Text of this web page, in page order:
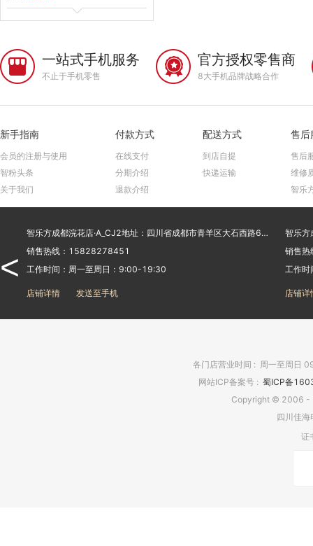
华硕
realme
嘿喽
开普乐
Switcheas
一站式手机服务
不止于手机零售
官方授权零售商
8大手机品牌战略合作
新手指南
会员的注册与使用
智粉头条
关于我们
付款方式
在线支付
分期介绍
退款介绍
配送方式
到店自提
快递运输
售后
售后
维修
智乐
<
智乐方成都浣花店·A_CJ2地址：四川省成都市青羊区大石西路66号附15号中国移动营业厅
销售热线：15828278451
工作时间：周一至周日：9:00-19:30
店铺详情 发送至手机
销售
工作
店铺详
各门店营业时间 : 周一至周日
网站ICP备案号 : 蜀ICP备
Copyright © 2006 -
四川佳海
证